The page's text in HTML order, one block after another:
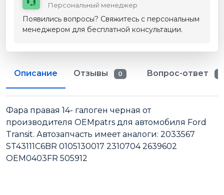
Персональный менеджер
Появились вопросы? Свяжитесь с персональным
менеджером для бесплатной консультации.
Описание Отзывы 0 Вопрос-ответ
Фара правая 14- галоген черная от
производителя OEMpatrs для автомобиля Ford
Transit. Автозапчасть имеет аналоги: 2033567
ST43111C6BR 0105130017 2310704 2639602
OEM0403FR 505912